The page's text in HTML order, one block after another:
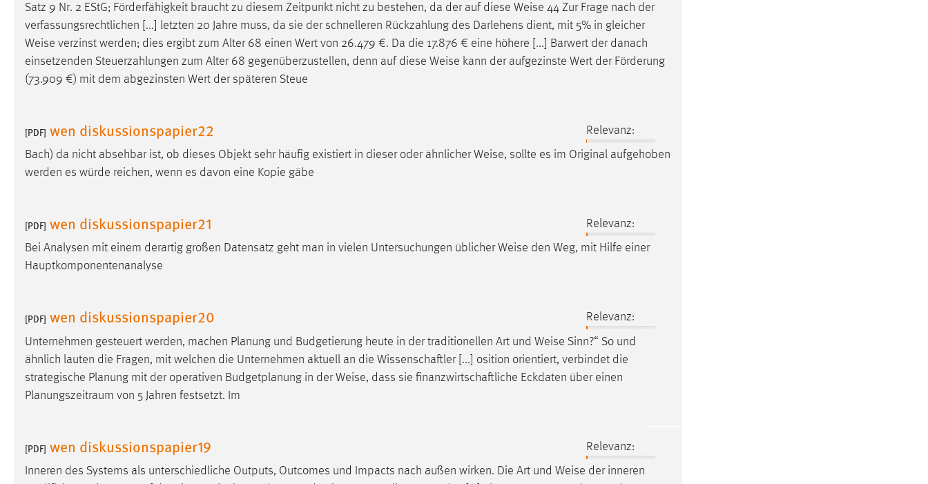
Satz 9 Nr. 2 EStG; Förderfähigkeit braucht zu diesem Zeitpunkt nicht zu bestehen, da der auf diese Weise 44 Zur Frage nach der
verfassungsrechtlichen [...] letzten 20 Jahre muss, da sie der schnelleren Rückzahlung des Darlehens dient, mit 5% in gleicher
Weise verzinst werden; dies ergibt zum Alter 68 einen Wert von 26.479 €. Da die 17.876 € eine höhere [...] Barwert der danach
einsetzenden Steuerzahlungen zum Alter 68 gegenüberzustellen, denn auf diese Weise kann der aufgezinste Wert der Förderung
(73.909 €) mit dem abgezinsten Wert der späteren Steue
[PDF] wen diskussionspapier22
Relevanz:
Bach) da nicht absehbar ist, ob dieses Objekt sehr häufig existiert in dieser oder ähnlicherWeise, sollte es im Original aufgehoben
werden es würde reichen, wenn es davon eine Kopie gäbe
[PDF] wen diskussionspapier21
Relevanz:
Bei Analysen mit einem derartig großen Datensatz geht man in vielen Untersuchungen üblicherWeise den Weg, mit Hilfe einer
Hauptkomponentenanalyse
[PDF] wen diskussionspapier20
Relevanz:
Unternehmen gesteuert werden, machen Planung und Budgetierung heute in der traditionellen Art und Weise Sinn?“ So und
ähnlich lauten die Fragen, mit welchen die Unternehmen aktuell an die Wissenschaftler [...] osition orientiert, verbindet die
strategische Planung mit der operativen Budgetplanung in derWeise, dass sie finanzwirtschaftliche Eckdaten über einen
Planungszeitraum von 5 Jahren festsetzt. Im
[PDF] wen diskussionspapier19
Relevanz:
Inneren des Systems als unterschiedliche Outputs, Outcomes und Impacts nach außen wirken. Die Art und Weise der inneren